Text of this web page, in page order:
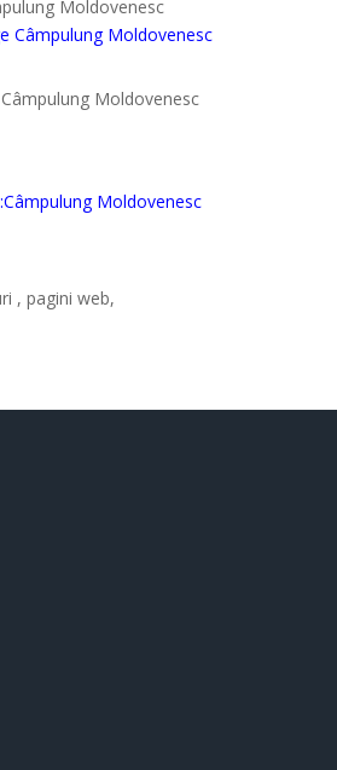
Moldovenesc
Câmpulung Moldovenesc
Moldovenesc
Moldovenesc
, pagini web,